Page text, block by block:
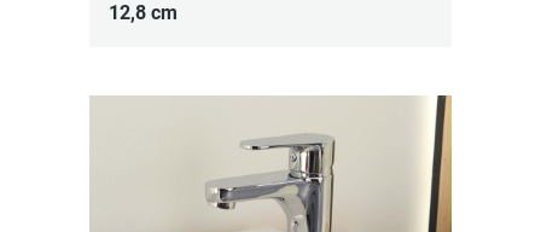
12,8 cm